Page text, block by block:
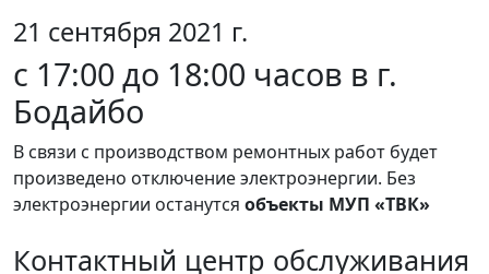
21 сентября 2021 г.
с 17:00 до 18:00 часов в г.
Бодайбо
В связи с производством ремонтных работ будет
произведено отключение электроэнергии. Без
электроэнергии останутся объекты МУП «ТВК»
Контактный центр обслуживания